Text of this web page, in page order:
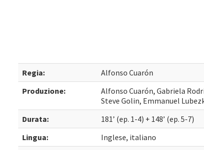
Regia:
Alfonso Cuarón
Produzione:
Alfonso Cuarón, Gabriela
Steve Golin, Emmanuel
Durata:
181’ (ep. 1-4) + 148’ (ep. 5-7)
Lingua:
Inglese, italiano